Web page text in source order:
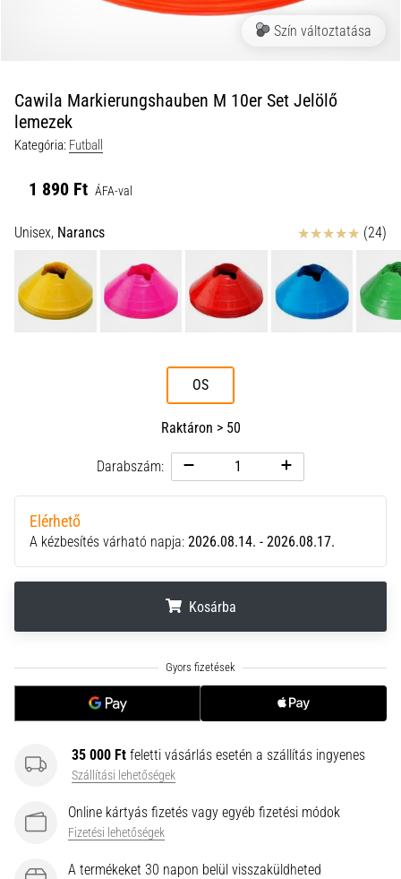
következő
dolgok
nem
hiányozhatnak
táskádból!​​​​​​​
2021.03.22.
10 perces olvasási idő
Cross
Torna,
atlétika,
súlyemelés.
Téged
is
a
edzés,
ami
kicsit
más?
Csatlakozz
Training…
Szín változtatása
Cawila Markierungshauben M 10er Set Jelölő
lemezek
Kategória: Futball
1 890 Ft ÁFA-val
Unisex, Narancs Értékelés (24)
OS
Raktáron > 50
Darabszám:
Elérhető
A kézbesítés várható napja: 2026.08.14. - 2026.08.17.
Kosárba
35 000 Ft feletti vásárlás esetén a szállítás ingyenes
Szállítási lehetőségek
Online kártyás fizetés vagy egyéb fizetési módok
Fizetési lehetőségek
A termékeket 30 napon belül visszaküldheted